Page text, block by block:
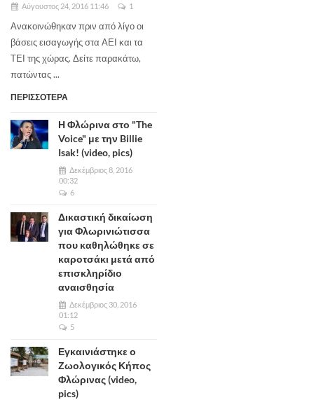
Αύγουστος 24, 2016 11:46 1
Ανακοινώθηκαν πριν από λίγο οι
βάσεις εισαγωγής στα ΑΕΙ και τα
ΤΕΙ της χώρας. Δείτε παρακάτω,
πατώντας ...
ΠΕΡΙΣΣΟΤΕΡΑ
Η Φλώρινα στο "The
Voice" με την Billie
Isak! (video, pics)
Δεκέμβριος 8, 2016
00:32
6
Δικαστική δικαίωση
για Φλωρινιώτισσα
που καθηλώθηκε σε
καροτσάκι μετά από
επισκληρίδιο
αναισθησία
Δεκέμβριος 30, 2016
01:12
5
Εγκαινιάστηκε ο
Ζωολογικός Κήπος
Φλώρινας (video,
pics)